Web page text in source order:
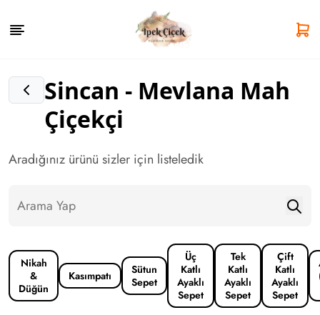
Sincan - Mevlana Mah
Çiçekçi
Aradığınız ürünü sizler için listeledik
Nikah
&
Düğün
Kasımpatı
Sütun
Sepet
Üç
Katlı
Ayaklı
Sepet
Tek
Katlı
Ayaklı
Sepet
Çift
Katlı
Ayaklı
Sepet